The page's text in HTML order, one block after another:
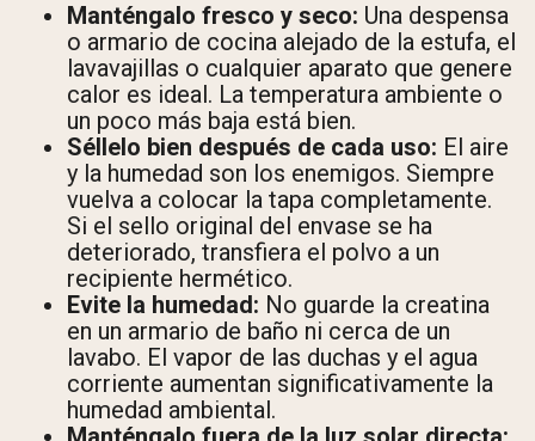
Manténgalo fresco y seco: Una despensa
o armario de cocina alejado de la estufa, el
lavavajillas o cualquier aparato que genere
calor es ideal. La temperatura ambiente o
un poco más baja está bien.
Séllelo bien después de cada uso: El aire
y la humedad son los enemigos. Siempre
vuelva a colocar la tapa completamente.
Si el sello original del envase se ha
deteriorado, transfiera el polvo a un
recipiente hermético.
Evite la humedad: No guarde la creatina
en un armario de baño ni cerca de un
lavabo. El vapor de las duchas y el agua
corriente aumentan significativamente la
humedad ambiental.